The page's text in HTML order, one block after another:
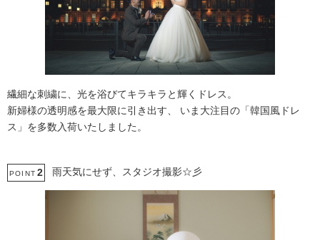
繊細な刺繍に、光を浴びてキラキラと輝くドレス。
新婦様の透明感を最大限に引き出す、 いま大注目の「韓国風ドレ
ス」を多数入荷いたしました。
POINT 2 雨天気にせず、スタジオ撮影☆彡